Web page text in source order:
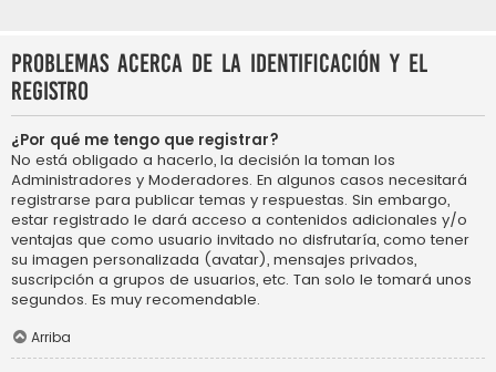
Problemas acerca de la identificación y el
registro
¿Por qué me tengo que registrar?
No está obligado a hacerlo, la decisión la toman los
Administradores y Moderadores. En algunos casos necesitará
registrarse para publicar temas y respuestas. Sin embargo,
estar registrado le dará acceso a contenidos adicionales y/o
ventajas que como usuario invitado no disfrutaría, como tener
su imagen personalizada (avatar), mensajes privados,
suscripción a grupos de usuarios, etc. Tan solo le tomará unos
segundos. Es muy recomendable.
Arriba